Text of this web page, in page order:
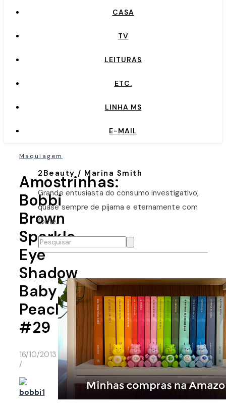
CASA
TV
LEITURAS
ETC.
LINHA MS
E-MAIL
Maquiagem
Amostrinhas:
Bobbi
Brown
Sparkle
Eye
Shadow
Baby
Peach
#29
16/10/2013
/
2Beauty / Marina Smith
Grande entusiasta do consumo investigativo,
quase sempre de pijama e eternamente com
fome.